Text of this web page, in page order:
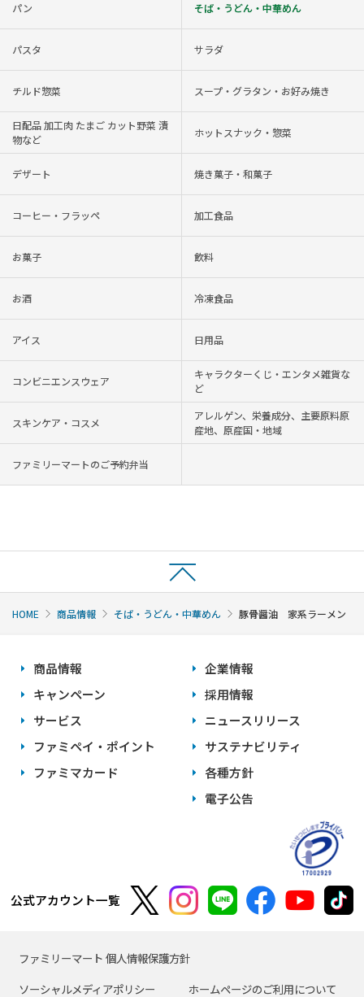
パン そば・うどん・中華めん
パスタ サラダ
チルド惣菜 スープ・グラタン・お好み焼き
日配品 加工肉 たまご カット野菜 漬
物など
ホットスナック・惣菜
デザート 焼き菓子・和菓子
コーヒー・フラッペ 加工食品
お菓子 飲料
お酒 冷凍食品
アイス 日用品
コンビニエンスウェア
キャラクターくじ・エンタメ雑貨な
ど
スキンケア・コスメ
アレルゲン、栄養成分、主要原料原
産地、原産国・地域
ファミリーマートのご予約弁当
HOME 商品情報 そば・うどん・中華めん 豚骨醤油 家系ラーメン
商品情報
キャンペーン
サービス
ファミペイ・ポイント
ファミマカード
企業情報
採用情報
ニュースリリース
サステナビリティ
各種方針
電子公告
公式アカウント一覧
ファミリーマート 個人情報保護方針
ソーシャルメディアポリシー
ホームページのご利用について